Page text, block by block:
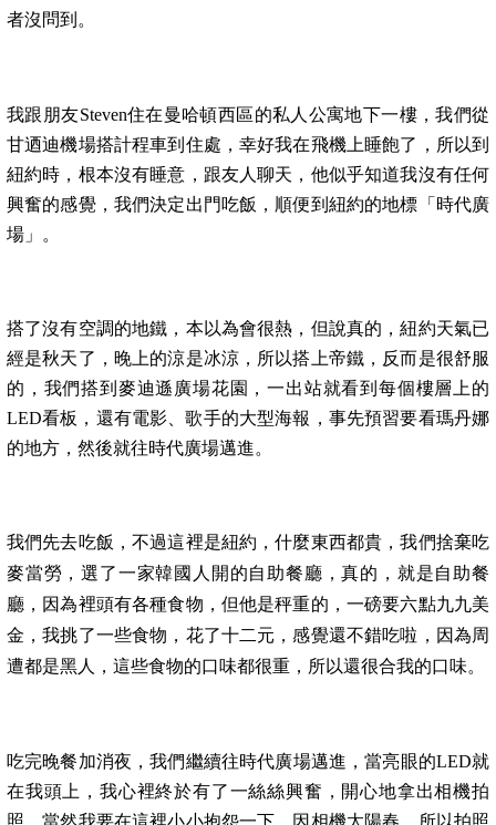
者沒問到。
我跟朋友Steven住在曼哈頓西區的私人公寓地下一樓，我們從
甘迺迪機場搭計程車到住處，幸好我在飛機上睡飽了，所以到
紐約時，根本沒有睡意，跟友人聊天，他似乎知道我沒有任何
興奮的感覺，我們決定出門吃飯，順便到紐約的地標「時代廣
場」。
搭了沒有空調的地鐵，本以為會很熱，但說真的，紐約天氣已
經是秋天了，晚上的涼是冰涼，所以搭上帝鐵，反而是很舒服
的，我們搭到麥迪遜廣場花園，一出站就看到每個樓層上的
LED看板，還有電影、歌手的大型海報，事先預習要看瑪丹娜
的地方，然後就往時代廣場邁進。
我們先去吃飯，不過這裡是紐約，什麼東西都貴，我們捨棄吃
麥當勞，選了一家韓國人開的自助餐廳，真的，就是自助餐
廳，因為裡頭有各種食物，但他是秤重的，一磅要六點九九美
金，我挑了一些食物，花了十二元，感覺還不錯吃啦，因為周
遭都是黑人，這些食物的口味都很重，所以還很合我的口味。
吃完晚餐加消夜，我們繼續往時代廣場邁進，當亮眼的LED就
在我頭上，我心裡終於有了一絲絲興奮，開心地拿出相機拍
照，當然我要在這裡小小抱怨一下，因相機太陽春，所以拍照